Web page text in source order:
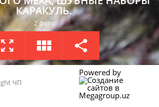
ВЕСЬ ЭКРАНМИНИАТЮРЫПОДЕЛИТСЯ
КАРАКУЛЬ.
2 фото
ЧП
Powered by